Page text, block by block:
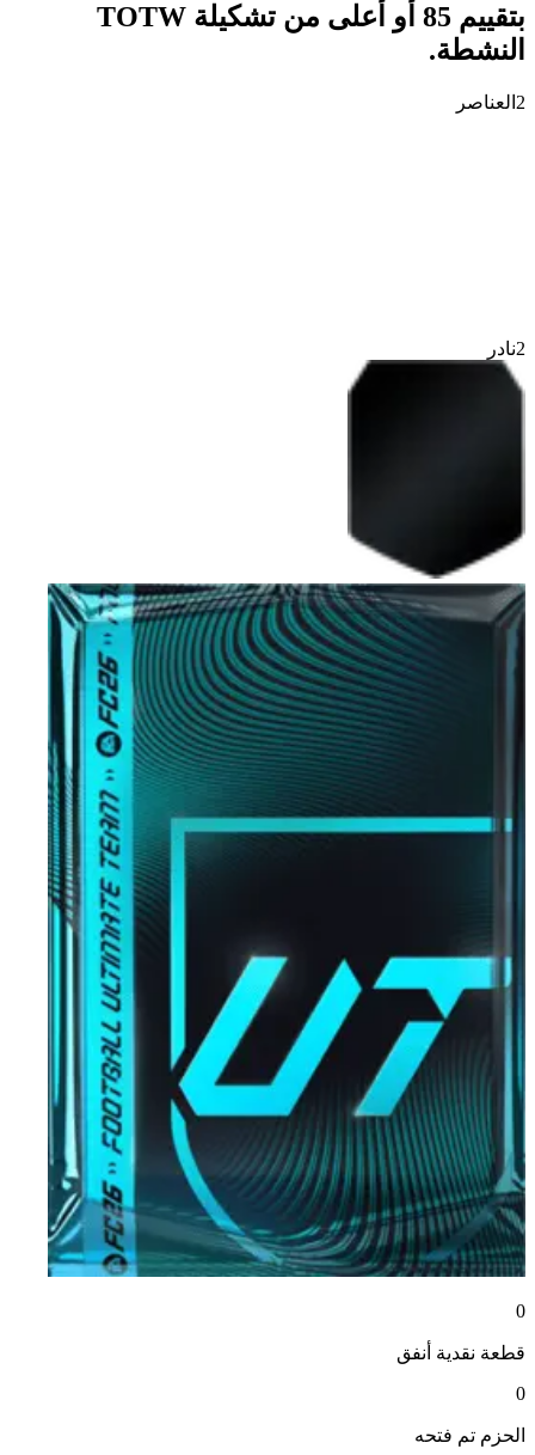
بتقييم 85 أو أعلى من تشكيلة TOTW
النشطة.
2 العناصر
2نادر
0
قطعة نقدية أنفق
0
الحزم تم فتحه